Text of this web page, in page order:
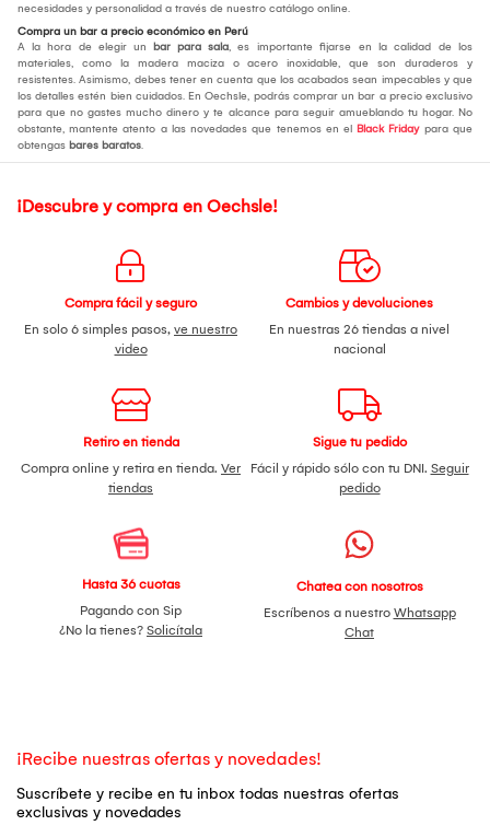
necesidades y personalidad a través de nuestro catálogo online.
Compra un bar a precio económico en Perú
A la hora de elegir un bar para sala, es importante fijarse en la calidad de los
materiales, como la madera maciza o acero inoxidable, que son duraderos y
resistentes. Asimismo, debes tener en cuenta que los acabados sean impecables y que
los detalles estén bien cuidados. En Oechsle, podrás comprar un bar a precio exclusivo
para que no gastes mucho dinero y te alcance para seguir amueblando tu hogar. No
obstante, mantente atento a las novedades que tenemos en el Black Fridaypara que
obtengas bares baratos.
¡Descubre y compra en Oechsle!
Compra fácil y seguro
En solo 6 simples pasos, ve nuestro
video
Cambios y devoluciones
En nuestras 26 tiendas a nivel
nacional
Retiro en tienda
Compra online y retira en tienda. Ver
tiendas
Sigue tu pedido
Fácil y rápido sólo con tu DNI. Seguir
pedido
Hasta 36 cuotas
Pagando con Sip
¿No la tienes? Solicítala
Chatea con nosotros
Escríbenos a nuestro Whatsapp
Chat
¡Recibe nuestras ofertas y novedades!
Suscríbete y recibe en tu inbox todas nuestras ofertas
exclusivas y novedades